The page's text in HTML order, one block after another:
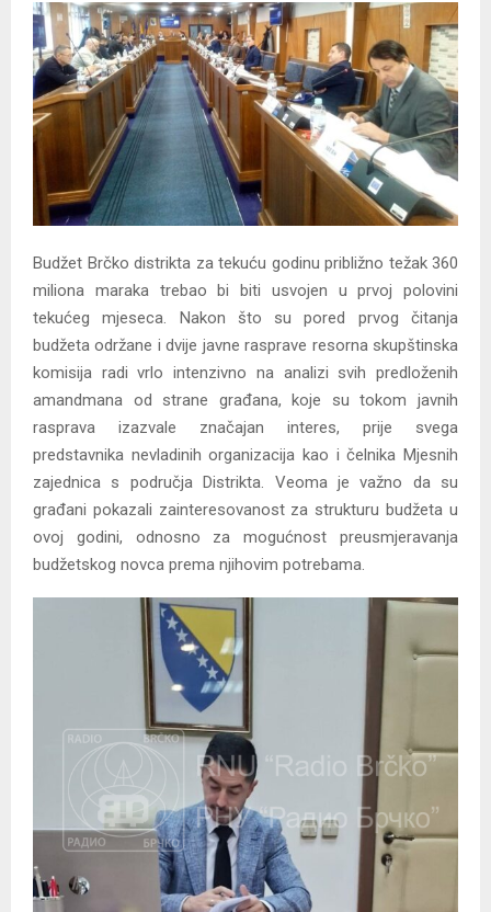
Budžet Brčko distrikta za tekuću godinu približno težak 360
miliona maraka trebao bi biti usvojen u prvoj polovini
tekućeg mjeseca. Nakon što su pored prvog čitanja
budžeta održane i dvije javne rasprave resorna skupštinska
komisija radi vrlo intenzivno na analizi svih predloženih
amandmana od strane građana, koje su tokom javnih
rasprava izazvale značajan interes, prije svega
predstavnika nevladinih organizacija kao i čelnika Mjesnih
zajednica s područja Distrikta. Veoma je važno da su
građani pokazali zainteresovanost za strukturu budžeta u
ovoj godini, odnosno za mogućnost preusmjeravanja
budžetskog novca prema njihovim potrebama.